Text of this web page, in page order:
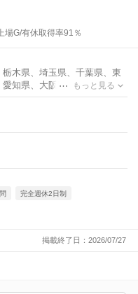
場G/有休取得率91％
木県、埼玉県、千葉県、東
知県、大阪府、兵庫県、広
本県
もっと見る
完全週休2日制
掲載終了日：2026/07/27